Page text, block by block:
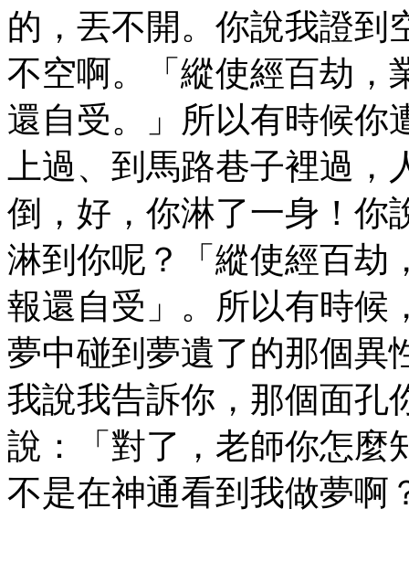
的，丟不開。你說我證到
不空啊。「縱使經百劫，
還自受。」所以有時候你
上過、到馬路巷子裡過
倒，好，你淋了一身！你
淋到你呢？「縱使經百劫
報還自受」。所以有時候
夢中碰到夢遺了的那個異
我說我告訴你，那個面孔
說：「對了，老師你怎麼
不是在神通看到我做夢啊